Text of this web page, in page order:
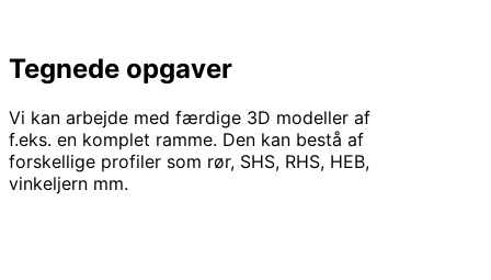
Tegnede opgaver
Vi kan arbejde med færdige 3D modeller af
f.eks. en komplet ramme. Den kan bestå af
forskellige profiler som rør, SHS, RHS, HEB,
vinkeljern mm.